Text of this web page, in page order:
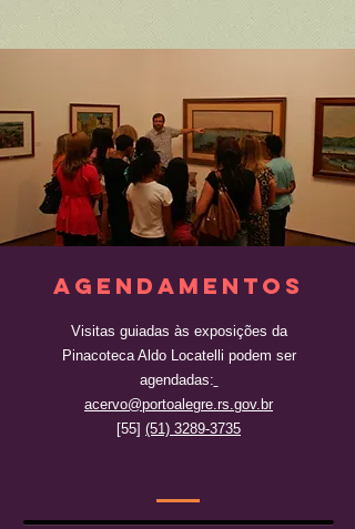
AGENDAMENTOS
Visitas guiadas às exposições da
Pinacoteca Aldo Locatelli podem ser
agendadas:
acervo@portoalegre.rs.gov.br
[55] (51) 3289-3735